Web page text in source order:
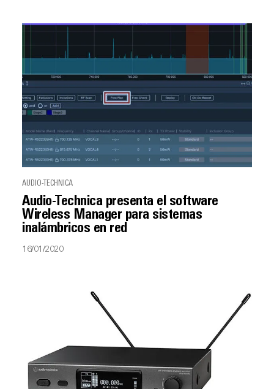
AUDIO-TECHNICA
Audio-Technica presenta el software
Wireless Manager para sistemas
inalámbricos en red
16/01/2020